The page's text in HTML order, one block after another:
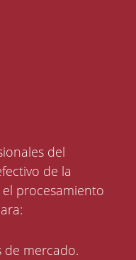
del
de la
procesamiento
de mercado.